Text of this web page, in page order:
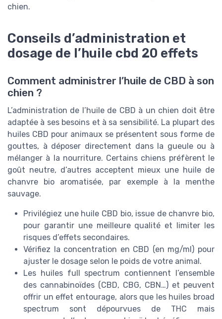
chien.
Conseils d’administration et
dosage de l’huile cbd 20 effets
Comment administrer l’huile de CBD à son
chien ?
L’administration de l’huile de CBD à un chien doit être
adaptée à ses besoins et à sa sensibilité. La plupart des
huiles CBD pour animaux se présentent sous forme de
gouttes, à déposer directement dans la gueule ou à
mélanger à la nourriture. Certains chiens préfèrent le
goût neutre, d’autres acceptent mieux une huile de
chanvre bio aromatisée, par exemple à la menthe
sauvage.
Privilégiez une huile CBD bio, issue de chanvre bio,
pour garantir une meilleure qualité et limiter les
risques d’effets secondaires.
Vérifiez la concentration en CBD (en mg/ml) pour
ajuster le dosage selon le poids de votre animal.
Les huiles full spectrum contiennent l’ensemble
des cannabinoïdes (CBD, CBG, CBN…) et peuvent
offrir un effet entourage, alors que les huiles broad
spectrum sont dépourvues de THC mais